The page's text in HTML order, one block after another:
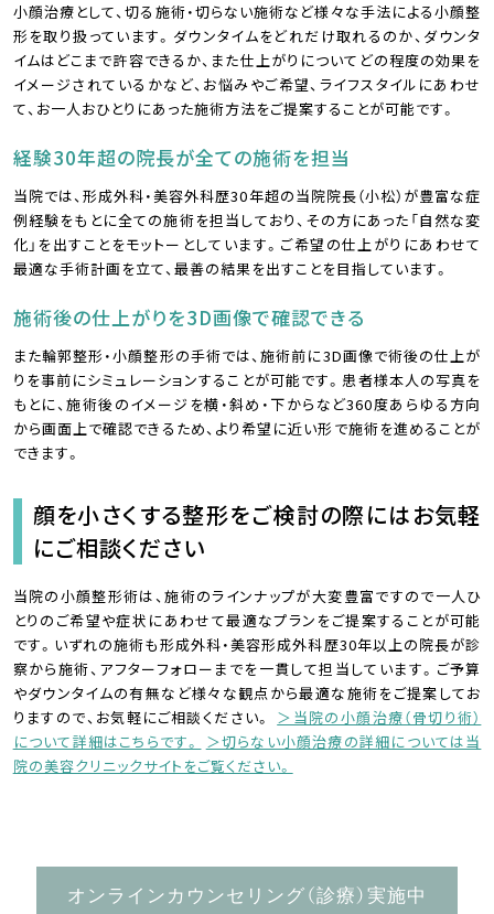
小顔治療として、切る施術・切らない施術など様々な手法による小顔整
形を取り扱っています。ダウンタイムをどれだけ取れるのか、ダウンタ
イムはどこまで許容できるか、また仕上がりについてどの程度の効果を
イメージされているかなど、お悩みやご希望、ライフスタイルにあわせ
て、お一人おひとりにあった施術方法をご提案することが可能です。
経験30年超の院長が全ての施術を担当
当院では、形成外科・美容外科歴30年超の当院院長（小松）が豊富な症
例経験をもとに全ての施術を担当しており、その方にあった「自然な変
化」を出すことをモットーとしています。ご希望の仕上がりにあわせて
最適な手術計画を立て、最善の結果を出すことを目指しています。
施術後の仕上がりを3D画像で確認できる
また輪郭整形・小顔整形の手術では、施術前に3D画像で術後の仕上が
りを事前にシミュレーションすることが可能です。患者様本人の写真を
もとに、施術後のイメージを横・斜め・下からなど360度あらゆる方向
から画面上で確認できるため、より希望に近い形で施術を進めることが
できます。
顔を小さくする整形をご検討の際にはお気軽
にご相談ください
当院の小顔整形術は、施術のラインナップが大変豊富ですので一人ひ
とりのご希望や症状にあわせて最適なプランをご提案することが可能
です。いずれの施術も形成外科・美容形成外科歴30年以上の院長が診
察から施術、アフターフォローまでを一貫して担当しています。ご予算
やダウンタイムの有無など様々な観点から最適な施術をご提案してお
りますので、お気軽にご相談ください。 ＞当院の小顔治療（骨切り術）
について詳細はこちらです。
＞切らない小顔治療の詳細については当
院の美容クリニックサイトをご覧ください。
オンラインカウンセリング（診療）実施中